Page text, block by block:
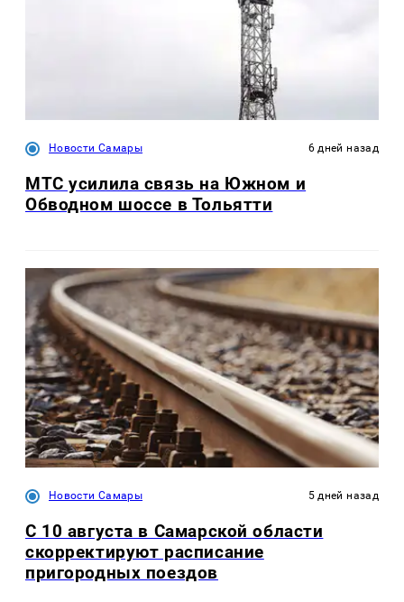
Новости Самары 6 дней назад
МТС усилила связь на Южном и
Обводном шоссе в Тольятти
Новости Самары 5 дней назад
С 10 августа в Самарской области
скорректируют расписание
пригородных поездов